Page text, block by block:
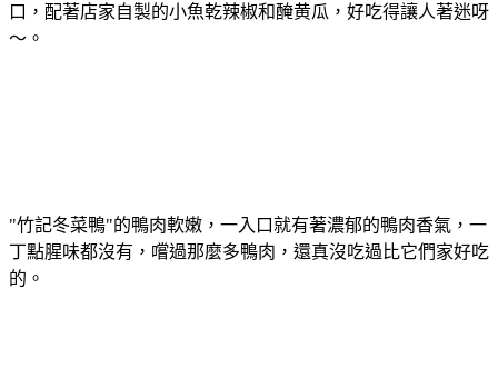
口，配著店家自製的小魚乾辣椒和醃黄瓜，好吃得讓人著迷呀
～。
"竹記冬菜鴨"的鴨肉軟嫩，一入口就有著濃郁的鴨肉香氣，一
丁點腥味都沒有，嚐過那麼多鴨肉，還真沒吃過比它們家好吃
的。